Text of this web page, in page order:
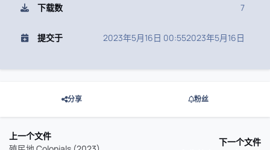
下载数 7
提交于 2023年5月16日 00:552023年5月16日
分享 粉丝
上一个文件
下一个文件